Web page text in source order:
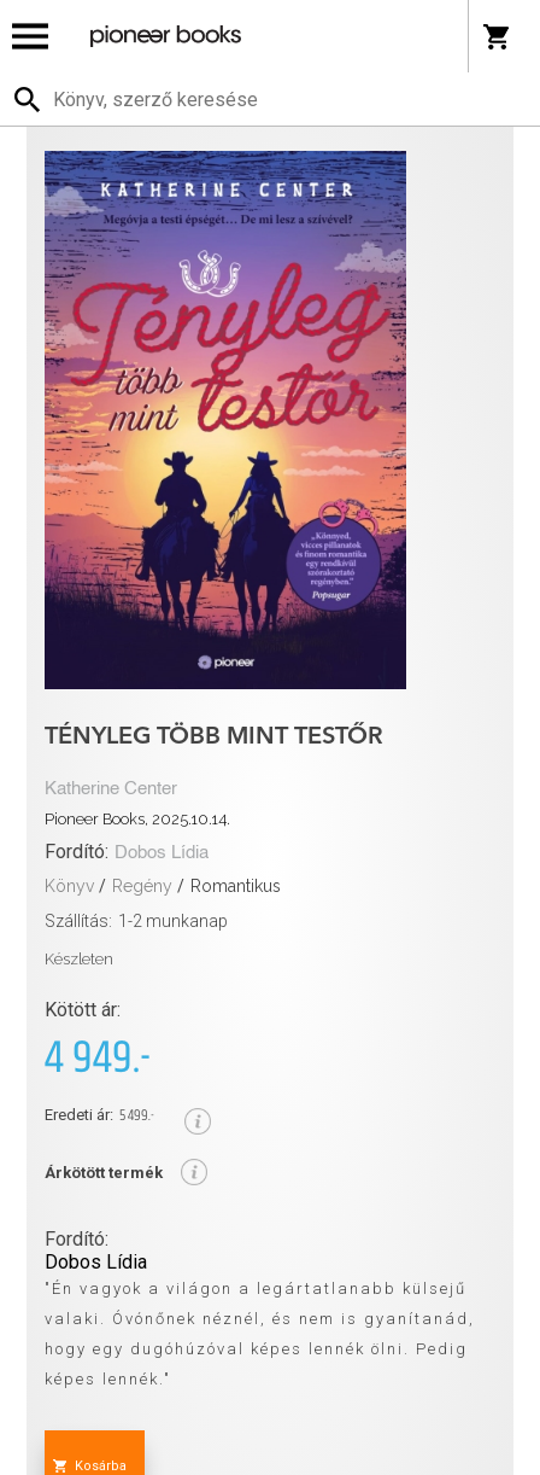
TÉNYLEG TÖBB MINT TESTŐR
Katherine Center
Pioneer Books, 2025.10.14.
Fordító: Dobos Lídia
Könyv / Regény / Romantikus
Szállítás: 1-2 munkanap
Készleten
Kötött ár:
4 949.-
Eredeti ár: 5 499.-
Árkötött termék
Fordító:
Dobos Lídia
"Én vagyok a világon a legártatlanabb külsejű
valaki. Óvónőnek néznél, és nem is gyanítanád,
hogy egy dugóhúzóval képes lennék ölni. Pedig
képes lennék."
Kosárba